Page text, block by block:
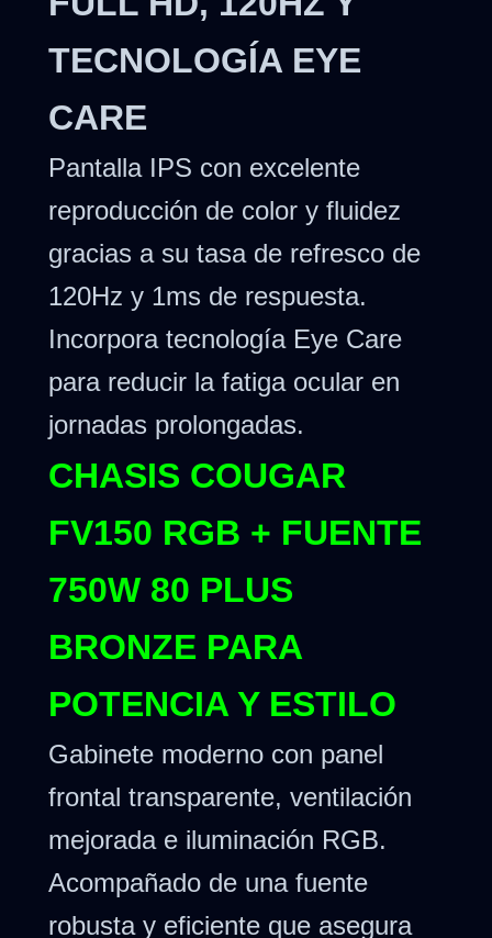
TECNOLOGÍA EYE
CARE
Pantalla IPS con excelente
reproducción de color y fluidez
gracias a su tasa de refresco de
120Hz y 1ms de respuesta.
Incorpora tecnología Eye Care
para reducir la fatiga ocular en
jornadas prolongadas.
CHASIS COUGAR
FV150 RGB + FUENTE
750W 80 PLUS
BRONZE PARA
POTENCIA Y ESTILO
Gabinete moderno con panel
frontal transparente, ventilación
mejorada e iluminación RGB.
Acompañado de una fuente
robusta y eficiente que asegura